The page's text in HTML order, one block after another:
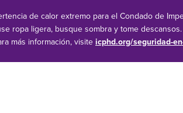
de calor extremo para el Condado de
ropa ligera, busque sombra y tome
más información, visite icphd.org/seguridad-